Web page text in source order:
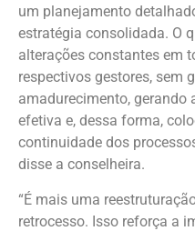
um planejamento
estratégia consolidada. O
alterações constantes em
respectivos gestores, sem
amadurecimento, gerando
efetiva e, dessa forma,
continuidade dos
disse a conselheira.
“É mais uma
retrocesso. Isso reforça a